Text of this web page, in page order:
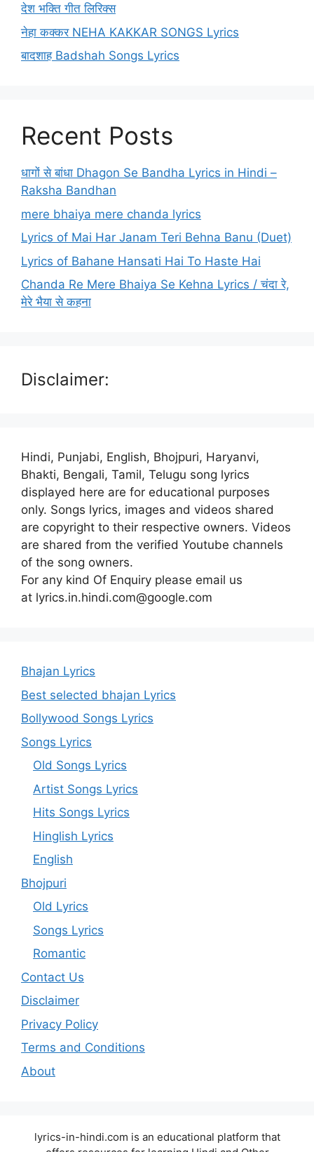
देश भक्ति गीत लिरिक्स
नेहा कक्कर NEHA KAKKAR SONGS Lyrics
बादशाह Badshah Songs Lyrics
Recent Posts
धागों से बांधा Dhagon Se Bandha Lyrics in Hindi –
Raksha Bandhan
mere bhaiya mere chanda lyrics
Lyrics of Mai Har Janam Teri Behna Banu (Duet)
Lyrics of Bahane Hansati Hai To Haste Hai
Chanda Re Mere Bhaiya Se Kehna Lyrics / चंदा रे,
मेरे भैया से कहना
Disclaimer:
Hindi, Punjabi, English, Bhojpuri, Haryanvi,
Bhakti, Bengali, Tamil, Telugu song lyrics
displayed here are for educational purposes
only. Songs lyrics, images and videos shared
are copyright to their respective owners. Videos
are shared from the verified Youtube channels
of the song owners.
For any kind Of Enquiry please email us
at lyrics.in.hindi.com@google.com
Bhajan Lyrics
Best selected bhajan Lyrics
Bollywood Songs Lyrics
Songs Lyrics
Old Songs Lyrics
Artist Songs Lyrics
Hits Songs Lyrics
Hinglish Lyrics
English
Bhojpuri
Old Lyrics
Songs Lyrics
Romantic
Contact Us
Disclaimer
Privacy Policy
Terms and Conditions
About
lyrics-in-hindi.com is an educational platform that